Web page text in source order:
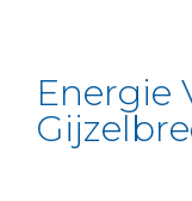
Energie